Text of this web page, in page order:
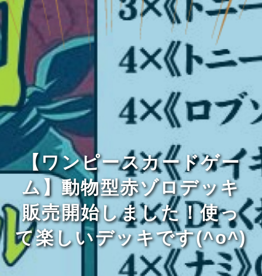
【ワンピースカードゲー
ム】動物型赤ゾロデッキ
販売開始しました！使っ
て楽しいデッキです(^o^)